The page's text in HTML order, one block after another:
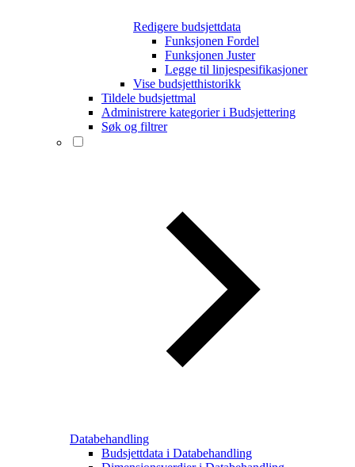
Redigere budsjettdata
Funksjonen Fordel
Funksjonen Juster
Legge til linjespesifikasjoner
Vise budsjetthistorikk
Tildele budsjettmal
Administrere kategorier i Budsjettering
Søk og filtrer
Databehandling
Budsjettdata i Databehandling